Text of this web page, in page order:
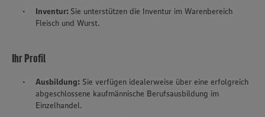
Inventur: Sie unterstützen die Inventur im Warenbereich
Fleisch und Wurst.
Ihr Profil
Ausbildung: Sie verfügen idealerweise über eine erfolgreich
abgeschlossene kaufmännische Berufsausbildung im
Einzelhandel.